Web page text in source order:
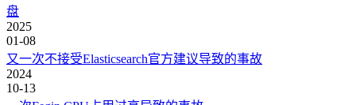
盘
2025
01-08
又一次不接受Elasticsearch官方建议导致的事故
2024
10-13